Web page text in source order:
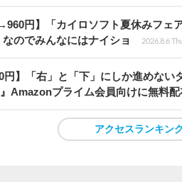
→960円】「カイロソフト夏休みフェ
のでみんなにはナイショ
2026.8.6
円】「右」と「下」にしか進めな
Amazonプライム会員向けに無料配
アクセスランキン